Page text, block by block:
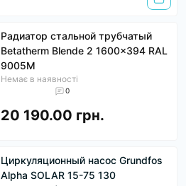
Радиатор стальной трубчатый
Betatherm Blende 2 1600x394 RAL
9005M
Немає в наявності
0
20 190.00 грн.
Циркуляционный насос Grundfos
Alpha SOLAR 15-75 130